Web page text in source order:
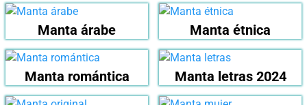
Manta árabe Manta étnica
Manta romántica Manta letras 2024